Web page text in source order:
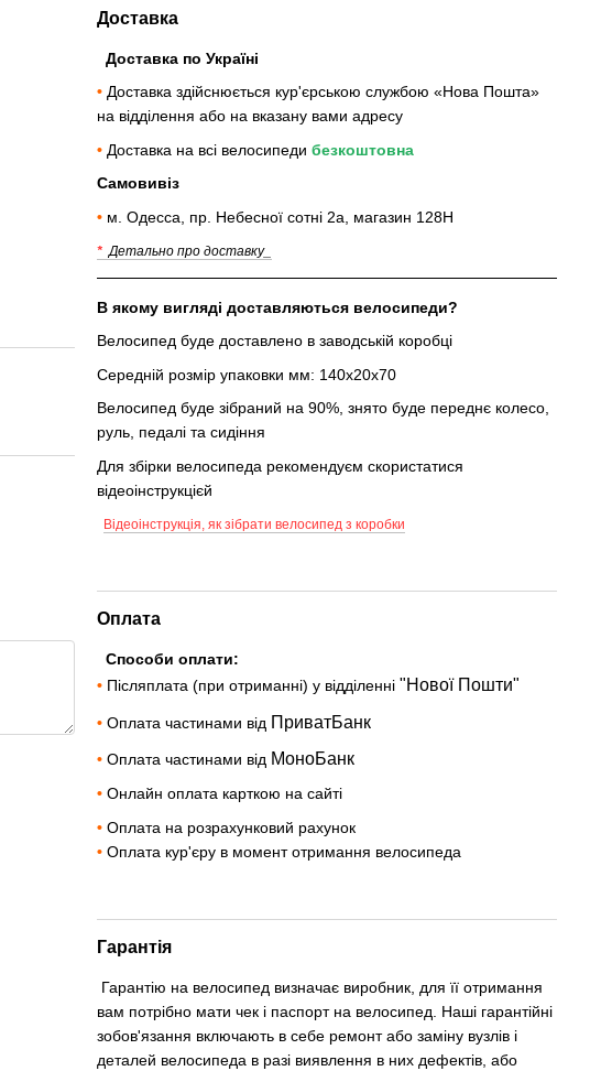
Доставка
Доставка по Україні
• Доставка здійснюється кур'єрською службою «Нова Пошта»
на відділення або на вказану вами адресу
• Доставка на всі велосипеди безкоштовна
Самовивіз
• м. Одесса, пр. Небесної сотні 2а, магазин 128Н
* Детально про доставку_
В якому вигляді доставляються велосипеди?
Велосипед буде доставлено в заводській коробці
Середній розмір упаковки мм: 140х20х70
Велосипед буде зібраний на 90%, знято буде переднє колесо,
руль, педалі та сидіння
Для збірки велосипеда рекомендуєм скористатися
відеоінструкцієй
Відеоінструкція, як зібрати велосипед з коробки
Оплата
Способи оплати:
• Післяплата (при отриманні) у відділенні "Нової Пошти"
• Оплата частинами від ПриватБанк
• Оплата частинами від МоноБанк
• Онлайн оплата карткою на сайті
• Оплата на розрахунковий рахунок
• Оплата кур'єру в момент отримання велосипеда
Гарантія
Гарантію на велосипед визначає виробник, для її отримання
вам потрібно мати чек і паспорт на велосипед. Наші гарантійні
зобов'язання включають в себе ремонт або заміну вузлів і
деталей велосипеда в разі виявлення в них дефектів, або